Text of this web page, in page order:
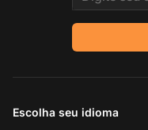
Escolha seu idioma